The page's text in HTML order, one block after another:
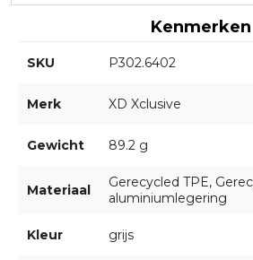
Kenmerken
SKU P302.6402
Merk XD Xclusive
Gewicht 89.2 g
Materiaal
Gerecycled TPE,
aluminiumlegering
Kleur grijs